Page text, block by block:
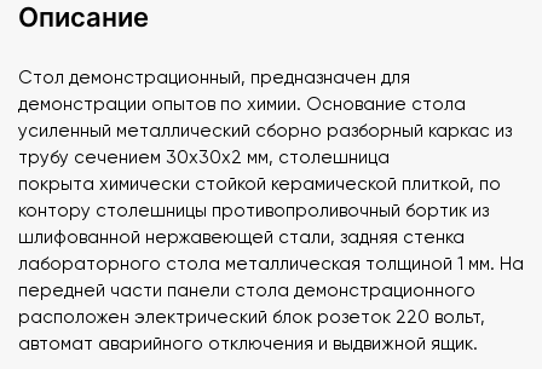
Описание
Стол демонстрационный, предназначен для
демонстрации опытов по химии. Основание стола
усиленный металлический сборно разборный каркас из
трубу сечением 30х30х2 мм, столешница
покрыта химически стойкой керамической плиткой, по
контору столешницы противопроливочный бортик из
шлифованной нержавеющей стали, задняя стенка
лабораторного стола металлическая толщиной 1 мм. На
передней части панели стола демонстрационного
расположен электрический блок розеток 220 вольт,
автомат аварийного отключения и выдвижной ящик.